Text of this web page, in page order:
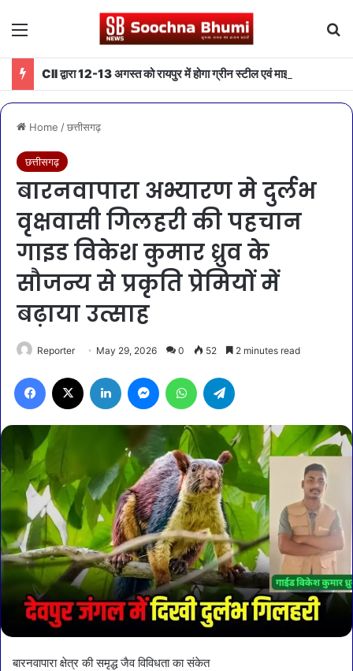
Menu
Home /छत्तीसगढ़
छत्तीसगढ़
बारनवापारा अभ्यारण मे दुर्लभ
वृक्षवासी गिलहरी की पहचान
गाइड विकेश कुमार ध्रुव के
सौजन्य से प्रकृति प्रेमियों में
बढ़ाया उत्साह
Reporter May 29, 2026 0 52 2 minutes read
Facebook LinkedIn MessengerWhatsApp
बारनवापारा क्षेत्र की समृद्ध जैव विविधता का संकेत